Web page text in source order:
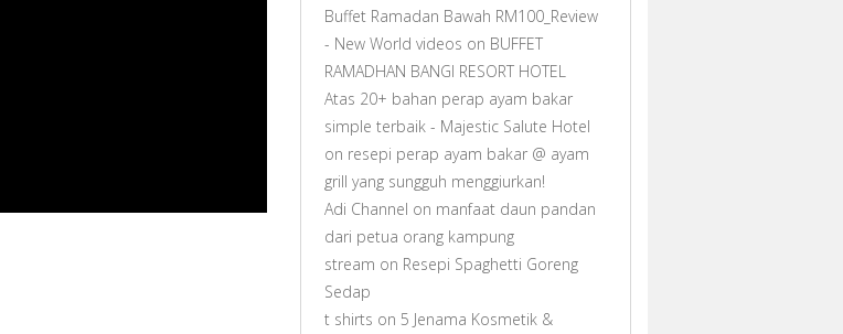
Buffet Ramadan Bawah RM100_Review
- New World videos on BUFFET
RAMADHAN BANGI RESORT HOTEL
Atas 20+ bahan perap ayam bakar
simple terbaik - Majestic Salute Hotel
on resepi perap ayam bakar @ ayam
grill yang sungguh menggiurkan!
Adi Channel on manfaat daun pandan
dari petua orang kampung
stream on Resepi Spaghetti Goreng
Sedap
t shirts on 5 Jenama Kosmetik &